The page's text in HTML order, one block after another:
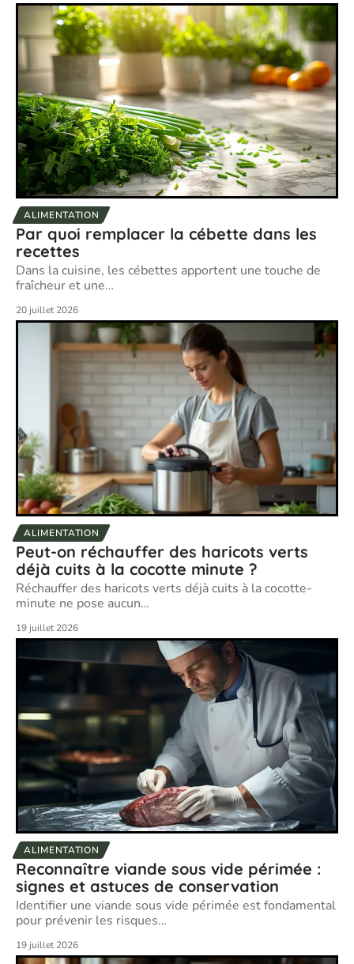
ALIMENTATION
Par quoi remplacer la cébette dans les
recettes
Dans la cuisine, les cébettes apportent une touche de
fraîcheur et une…
20 juillet 2026
ALIMENTATION
Peut-on réchauffer des haricots verts
déjà cuits à la cocotte minute ?
Réchauffer des haricots verts déjà cuits à la cocotte-
minute ne pose aucun…
19 juillet 2026
ALIMENTATION
Reconnaître viande sous vide périmée :
signes et astuces de conservation
Identifier une viande sous vide périmée est fondamental
pour prévenir les risques…
19 juillet 2026